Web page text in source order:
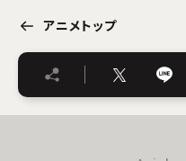
アニメトップ